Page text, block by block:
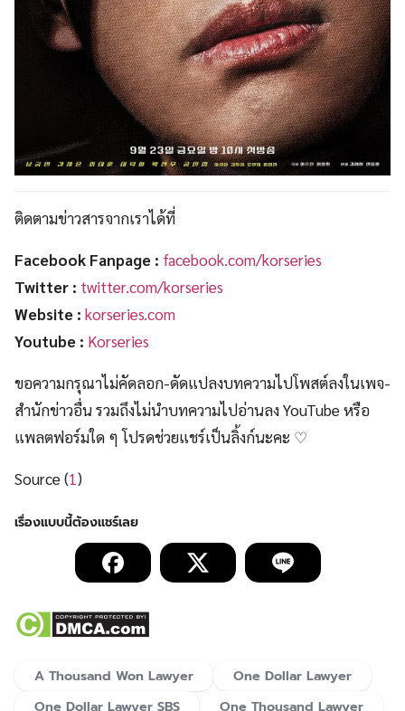
ติดตามข่าวสารจากเราได้ที่
Facebook Fanpage : facebook.com/korseries
Twitter : twitter.com/korseries
Website : korseries.com
Youtube : Korseries
ขอความกรุณาไม่คัดลอก-ดัดแปลงบทความไปโพสต์ลงในเพจ-
สำนักข่าวอื่น รวมถึงไม่นำบทความไปอ่านลง YouTube หรือ
แพลตฟอร์มใด ๆ โปรดช่วยแชร์เป็นลิ้งก์นะคะ ♡
Source (1)
A Thousand Won Lawyer
One Dollar Lawyer
One Dollar Lawyer SBS
One Thousand Lawyer